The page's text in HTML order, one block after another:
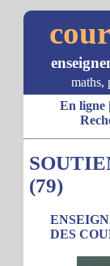
maths,
En ligne|
(79)
DES